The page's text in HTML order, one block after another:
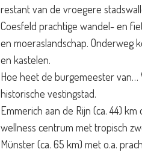
restant van de vroegere
Coesfeld prachtige wandel- en
en moeraslandschap. Onderweg
en kastelen.
Hoe heet de burgemeester van…
historische vestingstad.
Emmerich aan de Rijn (ca. 44)
wellness centrum met tropisch
Münster (ca. 65 km) met o.a.